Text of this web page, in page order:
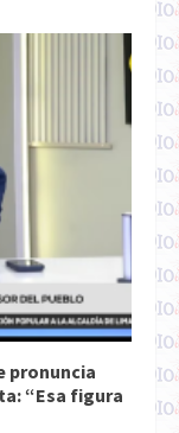
pronuncia
“Esa figura